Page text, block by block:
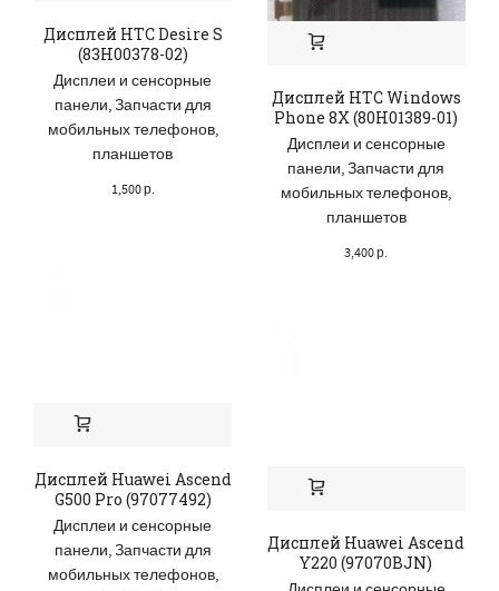
Дисплей HTC Desire S
(83H00378-02)
Дисплеи и сенсорные
панели,Запчасти для
мобильных телефонов,
планшетов
1,500р.
Дисплей HTC Windows
Phone 8X (80H01389-01)
Дисплеи и сенсорные
панели,Запчасти для
мобильных телефонов,
планшетов
3,400р.
Дисплей Huawei Ascend
G500 Pro (97077492)
Дисплеи и сенсорные
панели,Запчасти для
мобильных телефонов,
Дисплей Huawei Ascend
Y220 (97070BJN)